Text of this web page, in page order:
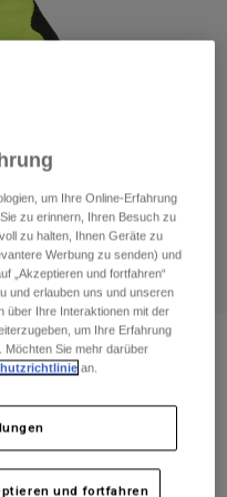
um Ihre Online-Erfahrung
zu erinnern, Ihren Besuch zu
zu halten, Ihnen Geräte zu
Werbung zu senden) und
„Akzeptieren und fortfahren“
und erlauben uns und unseren
über Ihre Interaktionen mit der
um Ihre Erfahrung
Möchten Sie mehr darüber
an.
und fortfahren